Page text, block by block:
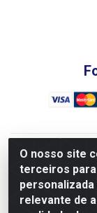
O nosso site
terceiros
relevante de
JRS
Sacramento
João Del Rei/